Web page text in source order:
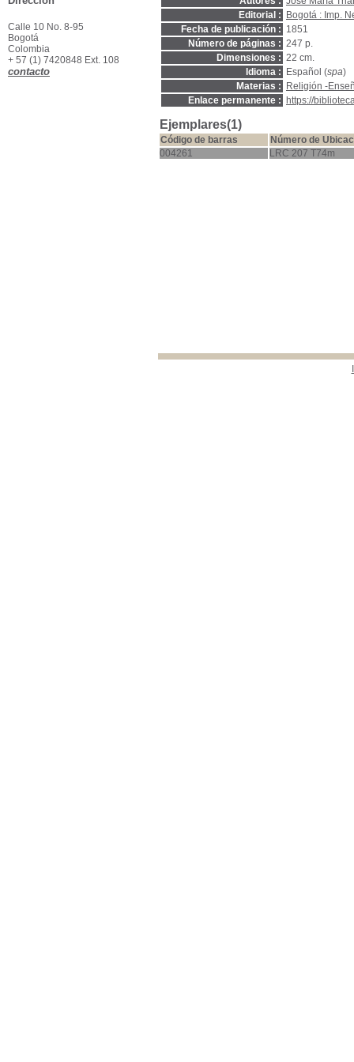
Editorial :
Bogotá : Imp.
Fecha de publicación : 1851
Número de páginas : 247 p.
Dimensiones : 22 cm.
Idioma :
Español (spa)
Materias :
Religión -
Enlace permanente :
https://
Ejemplares(1)
Código de barras
Número de
004261
LRC 207 T74m
Calle 10 No. 8-95
Bogotá
Colombia
+ 57 (1) 7420848 Ext. 108
contacto